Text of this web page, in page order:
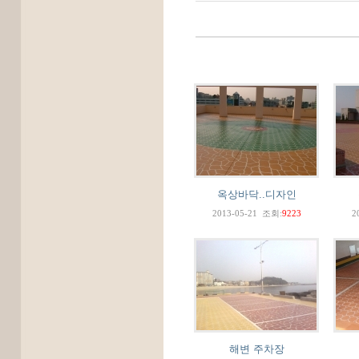
옥상바닥..디자인
2013-05-21 조회:9223
해변 주차장